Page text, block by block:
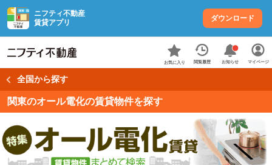
ニフティ不動産
賃貸アプリ
ダウンロード
お気に入り 閲覧履歴 お知らせ マイページ
全国から探す
関東のオール電化の賃貸物件を探す